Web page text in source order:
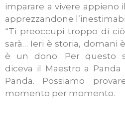
imparare a vivere
apprezzandone
“Ti preoccupi troppo di
sarà… Ieri è storia, domani
è un dono. Per questo
diceva il Maestro a
Panda. Possiamo
momento per momento.